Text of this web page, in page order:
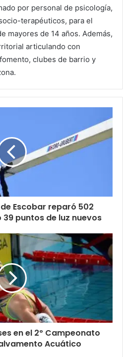
por personal de psicología,
terapéuticos, para el
mayores de 14 años. Además,
articulando con
clubes de barrio y
Escobar reparó 502
puntos de luz nuevos
en el 2º Campeonato
Acuático